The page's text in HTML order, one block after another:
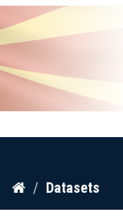
Skip
content
Datasets